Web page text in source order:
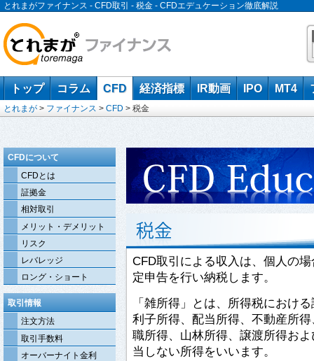
とれまがファイナンス - CFD取引 - 税金 - CFDエデュケーション徹底解説
トップ コラム CFD 経済指標 IR動画 IPO MT4
とれまが > ファイナンス > CFD > 税金
CFD取引による収入は、個人の
定申告を行い納税します。
「雑所得」とは、所得税におけ
利子所得、配当所得、不動産所
職所得、山林所得、譲渡所得お
当しない所得をいいます。
CFDについて
CFDとは
証拠金
相対取引
メリット・デメリット
リスク
レバレッジ
ロング・ショート
取引情報
注文方法
取引手数料
オーバーナイト金利